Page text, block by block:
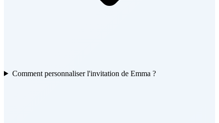
Comment personnaliser l'invitation de Emma ?